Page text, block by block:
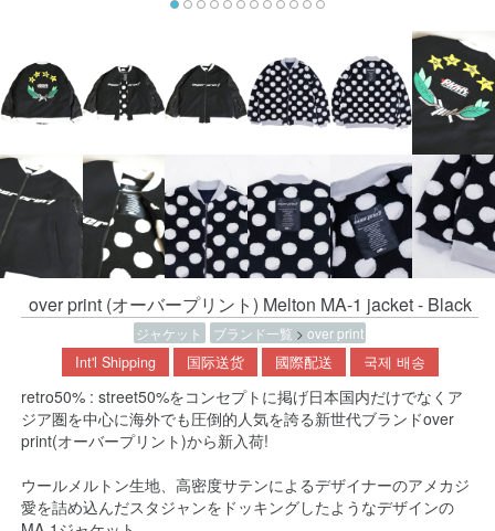
over print (オーバープリント) Melton MA-1 jacket - Black
ジャケット ブランド一覧 > over print
Int'l Shipping 国际送货 國際配送 국제 배송
retro50% : street50%をコンセプトに掲げ日本国内だけでなくア
ジア圏を中心に海外でも圧倒的人気を誇る新世代ブランドover
print(オーバープリント)から新入荷!
ウールメルトン生地、高密度サテンによるデザイナーのアメカジ
愛を詰め込んだスタジャンをドッキングしたようなデザインの